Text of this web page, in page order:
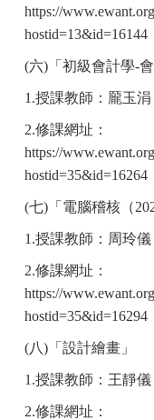
https://
hostid=13&id=16144
(六)「初級會計學-
1.授課教師：龎玉涓
2.修課網址：
https://
hostid=35&id=16264
(七)「電腦稽核（
1.授課教師：周玲儀
2.修課網址：
https://
hostid=35&id=16294
(八)「設計繪畫」
1.授課教師：王靜儀
2.修課網址：